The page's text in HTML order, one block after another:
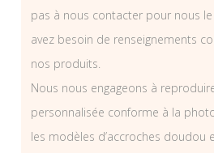
pas à nous contacter pour nous le
avez besoin de renseignements
nos produits.
Nous nous engageons à
personnalisée conforme à la
les modèles d’accroches doudou